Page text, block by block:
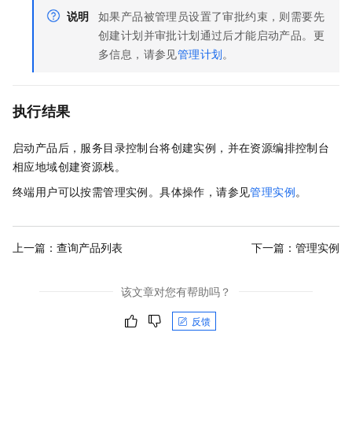
说明 如果产品被管理员设置了审批约束，则需要先
创建计划并审批计划通过后才能启动产品。更
多信息，请参见管理计划。
执行结果
启动产品后，服务目录控制台将创建实例，并在资源编排控制台
相应地域创建资源栈。
终端用户可以按需管理实例。具体操作，请参见管理实例。
上一篇： 查询产品列表 下一篇： 管理实例
该文章对您有帮助吗？
反馈